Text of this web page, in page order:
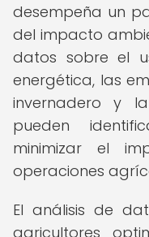
desempeña un
del impacto
datos sobre el
energética, las
invernadero y
pueden
minimizar el
operaciones
El análisis de
agricultores